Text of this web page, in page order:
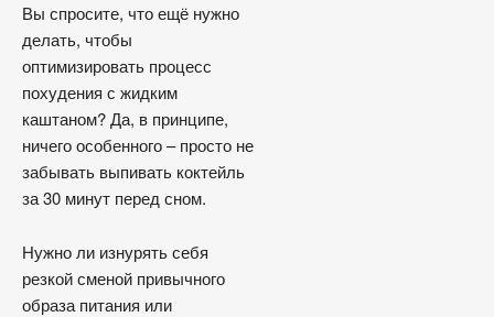
Вы спросите, что ещё нужно
делать, чтобы
оптимизировать процесс
похудения с жидким
каштаном? Да, в принципе,
ничего особенного – просто не
забывать выпивать коктейль
за 30 минут перед сном.
Нужно ли изнурять себя
резкой сменой привычного
образа питания или